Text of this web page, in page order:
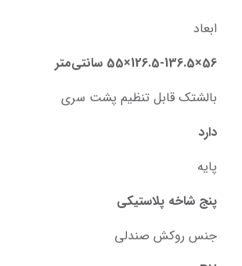
ابعاد
56×126.5-136.5×55 سانتی‌متر
بالشتک قابل تنظیم پشت سری
دارد
پایه
پنج شاخه پلاستیکی
جنس روکش صندلی